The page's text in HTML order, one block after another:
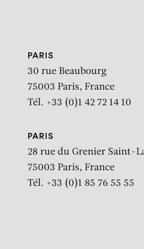
PARIS
30 rue Beaubourg
75003 Paris, France
Tél. +33 (0)1 42 72 14 10
PARIS
28 rue du Grenier Saint-
75003 Paris, France
Tél. +33 (0)1 85 76 55 55